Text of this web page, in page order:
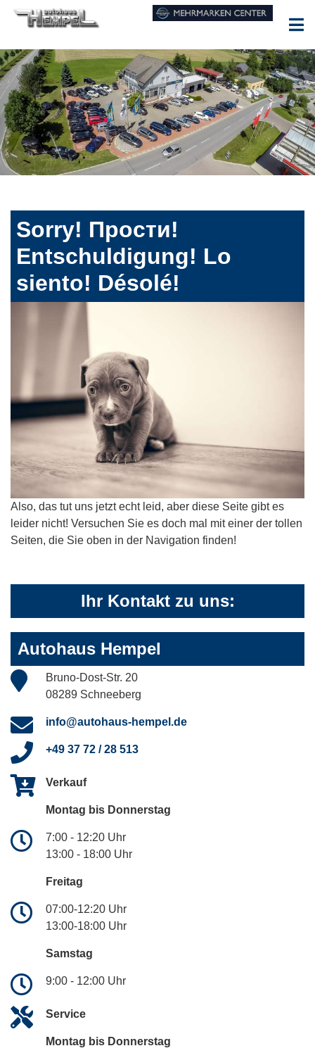
Sorry! Прости!
Entschuldigung! Lo
siento! Désolé!
Also, das tut uns jetzt echt leid, aber diese Seite gibt es
leider nicht! Versuchen Sie es doch mal mit einer der tollen
Seiten, die Sie oben in der Navigation finden!
Ihr Kontakt zu uns:
Autohaus Hempel
Bruno-Dost-Str. 20
08289 Schneeberg
info@autohaus-hempel.de
+49 37 72 / 28 513
Verkauf
Montag bis Donnerstag
7:00 - 12:20 Uhr
13:00 - 18:00 Uhr
Freitag
07:00-12:20 Uhr
13:00-18:00 Uhr
Samstag
9:00 - 12:00 Uhr
Service
Montag bis Donnerstag